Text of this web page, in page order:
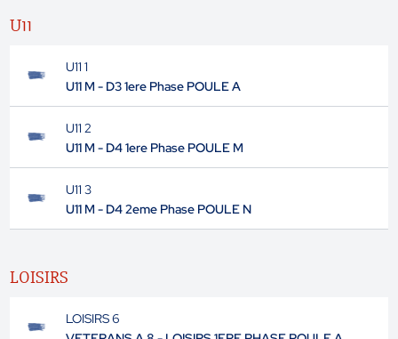
U11
U11 1
U11 M - D3 1ere Phase POULE A
U11 2
U11 M - D4 1ere Phase POULE M
U11 3
U11 M - D4 2eme Phase POULE N
LOISIRS
LOISIRS 6